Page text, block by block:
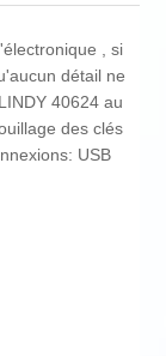
, si
détail ne
40624 au
des clés
USB